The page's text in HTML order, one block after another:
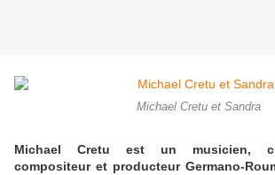
Michael Cretu et Sandra
Michael Cretu est un musicien,
compositeur et producteur Germano-